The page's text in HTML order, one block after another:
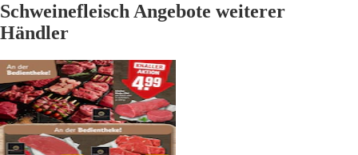
Schweinefleisch Angebote weiterer
Händler